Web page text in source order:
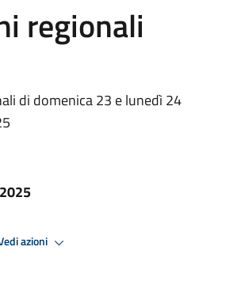
regionali
di domenica 23 e lunedì 24
azioni